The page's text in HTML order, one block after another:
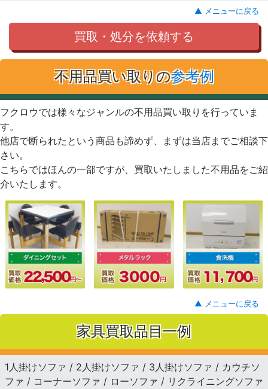
▲ メニューに戻る
買取・処分を依頼する
不用品買い取りの参考例
フクロウでは様々なジャンルの不用品買い取りを行っていま
す。
他店で断られたという商品も諦めず、まずは当店までご相談下
さい。
こちらではほんの一部ですが、買取いたしました不用品をご紹
介いたします。
▲ メニューに戻る
家具買取品目一例
1人掛けソファ / 2人掛けソファ / 3人掛けソファ / カウチソ
ファ / コーナーソファ / ローソファ / リクライニングソファ